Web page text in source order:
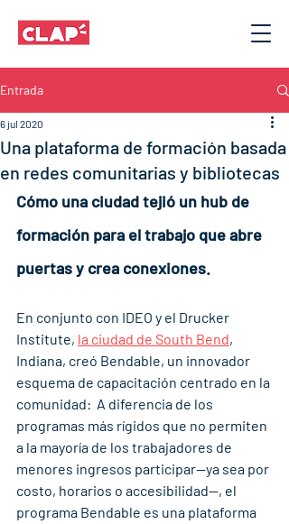
Entrada
Una plataforma de formación basada
en redes comunitarias y bibliotecas
6 jul 2020
Cómo una ciudad tejió un hub de
formación para el trabajo que abre
puertas y crea conexiones.
En conjunto con IDEO y el Drucker
Institute, la ciudad de South Bend,
Indiana, creó Bendable, un innovador
esquema de capacitación centrado en la
comunidad:  A diferencia de los
programas más rígidos que no permiten
a la mayoría de los trabajadores de
menores ingresos participar—ya sea por
costo, horarios o accesibilidad—, el
programa Bendable es una plataforma